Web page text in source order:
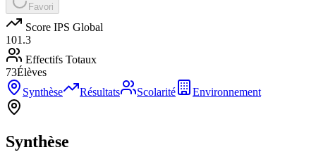
Favori
Score IPS Global
101.3
Effectifs Totaux
73Élèves
Synthèse
Résultats Scolarité Environnement
Synthèse